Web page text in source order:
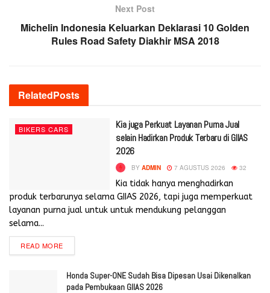
Next Post
Michelin Indonesia Keluarkan Deklarasi 10 Golden
Rules Road Safety Diakhir MSA 2018
RelatedPosts
BIKERS CARS
Kia juga Perkuat Layanan Purna Jual
selain Hadirkan Produk Terbaru di GIIAS
2026
BY ADMIN 7 AGUSTUS 2026 32
Kia tidak hanya menghadirkan
produk terbarunya selama GIIAS 2026, tapi juga memperkuat
layanan purna jual untuk untuk mendukung pelanggan
selama...
READ MORE
Honda Super-ONE Sudah Bisa Dipesan Usai Dikenalkan
pada Pembukaan GIIAS 2026